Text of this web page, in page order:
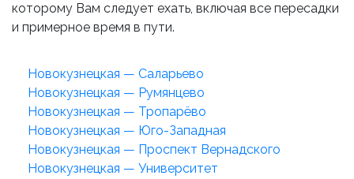
которому Вам следует ехать, включая все пересадки
и примерное время в пути.
Новокузнецкая — Саларьево
Новокузнецкая — Румянцево
Новокузнецкая — Тропарёво
Новокузнецкая — Юго-Западная
Новокузнецкая — Проспект Вернадского
Новокузнецкая — Университет